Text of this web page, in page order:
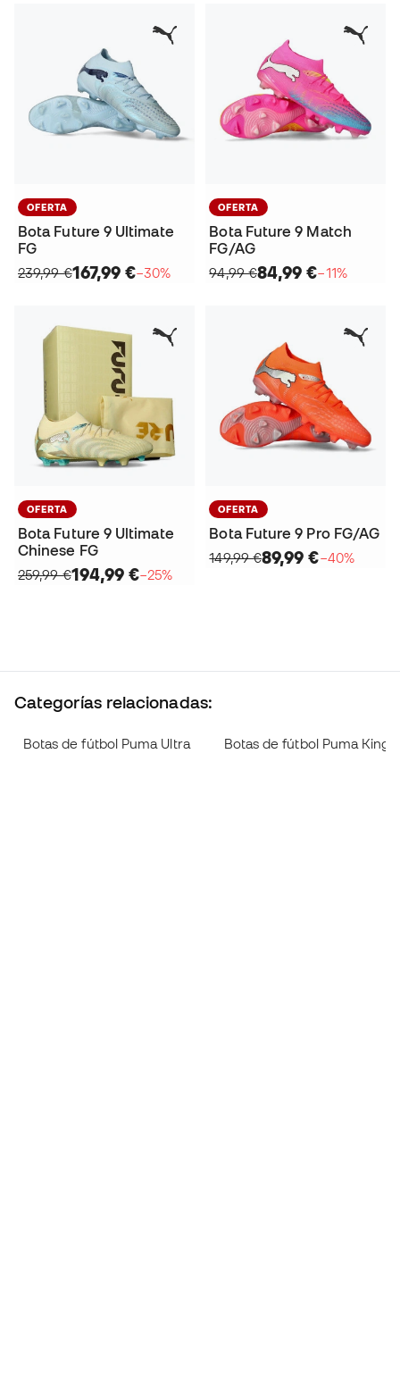
OFERTA
Bota Future 9 Ultimate
FG
239,99 €167,99 €−30%
OFERTA
Bota Future 9 Match
FG/AG
94,99 €84,99 €−11%
OFERTA
Bota Future 9 Ultimate
Chinese FG
259,99 €194,99 €−25%
OFERTA
Bota Future 9 Pro FG/AG
149,99 €89,99 €−40%
Categorías relacionadas:
Botas de fútbol Puma Ultra Botas de fútbol Puma King